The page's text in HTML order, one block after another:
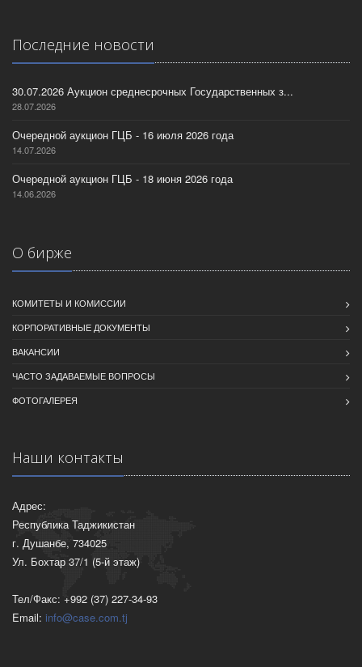
Последние новости
30.07.2026 Аукцион среднесрочных Государственных з...
28.07.2026
Очередной аукцион ГЦБ - 16 июля 2026 года
14.07.2026
Очередной аукцион ГЦБ - 18 июня 2026 года
14.06.2026
О бирже
КОМИТЕТЫ И КОМИССИИ
КОРПОРАТИВНЫЕ ДОКУМЕНТЫ
ВАКАНСИИ
ЧАСТО ЗАДАВАЕМЫЕ ВОПРОСЫ
ФОТОГАЛЕРЕЯ
Наши контакты
Адрес:
Республика Таджикистан
г. Душанбе, 734025
Ул. Бохтар 37/1 (5-й этаж)
Тел/Факс: +992 (37) 227-34-93
Email: info@case.com.tj